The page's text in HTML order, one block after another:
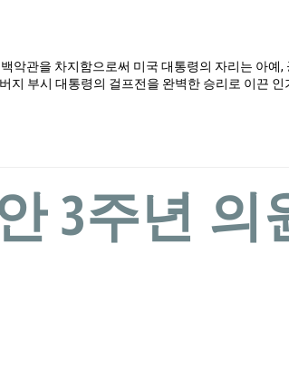
악관을 차지함으로써 미국 대통령의 자리는 아예,
지 부시 대통령의 걸프전을 완벽한 승리로 이끈 인
3주년 의